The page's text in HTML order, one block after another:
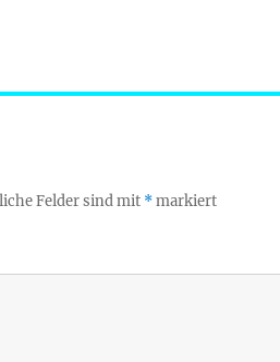
Felder sind mit *markiert